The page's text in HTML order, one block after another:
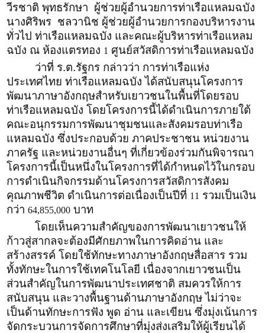
วีรชาติ พุทธรักษา ผู้ช่วยผู้อำนวยการท่าเรือแหลมฉบัง
นางศิริพร ชลวานิช ผู้ช่วยผู้อำนวยการกองบริหารงาน
ทั่วไป ท่าเรือแหลมฉบัง และคณะผู้บริหารท่าเรือแหลม
ฉบัง ณ ห้องแตรทอง 1 ศูนย์สวัสดิการท่าเรือแหลมฉบัง
ว่าที่ ร.ต.รัฐกร กล่าวว่า การท่าเรือแห่ง
ประเทศไทย ท่าเรือแหลมฉบัง ได้สนับสนุนโครงการ
พัฒนาภาษาอังกฤษสำหรับเยาวชนในพื้นที่โดยรอบ
ท่าเรือแหลมฉบัง โดยโครงการนี้ได้ดำเนินการภายใต้
คณะอนุกรรมการพัฒนาชุมชนและสังคมรอบท่าเรือ
แหลมฉบัง ซึ่งประกอบด้วย ภาคประชาชน หน่วยงาน
ภาครัฐ และหน่วยงานอื่นๆ ที่เกี่ยวข้องร่วมกันพิจารณา
โครงการนี้เป็นหนึ่งในโครงการที่ได้กำหนดไว้ในกรอบ
การดำเนินกิจกรรมด้านโครงการสวัสดิการสังคม
คุณภาพชีวิต ดำเนินการต่อเนื่องเป็นปีที่ 11 รวมเป็นเงิน
กว่า 64,855,000 บาท
โดยเห็นความสำคัญของการพัฒนาเยาวชนให้
ก้าวสู่สากลจะต้องมีศักยภาพในการคิดอ่าน และ
สร้างสรรค์ โดยใช้ทักษะทางภาษาอังกฤษสื่อสาร รวม
ทั้งทักษะในการใช้เทคโนโลยี เนื่องจากเยาวชนเป็น
ส่วนสำคัญในการพัฒนาประเทศชาติ สมควรให้การ
สนับสนุน และวางพื้นฐานด้านภาษาอังกฤษ ไม่ว่าจะ
เป็นด้านทักษะการฟัง พูด อ่าน และเขียน ซึ่งมุ่งเน้นการ
จัดกระบวนการจัดการศึกษาที่มุ่งส่งเสริมให้ผู้เรียนได้